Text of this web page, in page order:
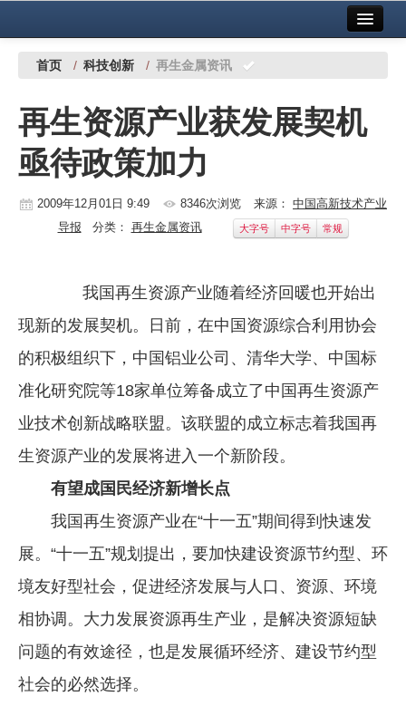
中国有色金属报社主办 广告服务
铜镍铅锌
铝
稀有稀土
镁钛
地矿 建设
党建工作
企业文化
《资源再生》杂志
数字报
首页 / 科技创新 / 再生金属资讯
再生资源产业获发展契机
亟待政策加力
2009年12月01日 9:49 8346次浏览 来源： 中国高新技术产业
导报 分类： 再生金属资讯 大字号 中字号 常规
我国再生资源产业随着经济回暖也开始出
现新的发展契机。日前，在中国资源综合利用协会
的积极组织下，中国铝业公司、清华大学、中国标
准化研究院等18家单位筹备成立了中国再生资源产
业技术创新战略联盟。该联盟的成立标志着我国再
生资源产业的发展将进入一个新阶段。
有望成国民经济新增长点
我国再生资源产业在“十一五”期间得到快速发
展。“十一五”规划提出，要加快建设资源节约型、环
境友好型社会，促进经济发展与人口、资源、环境
相协调。大力发展资源再生产业，是解决资源短缺
问题的有效途径，也是发展循环经济、建设节约型
社会的必然选择。